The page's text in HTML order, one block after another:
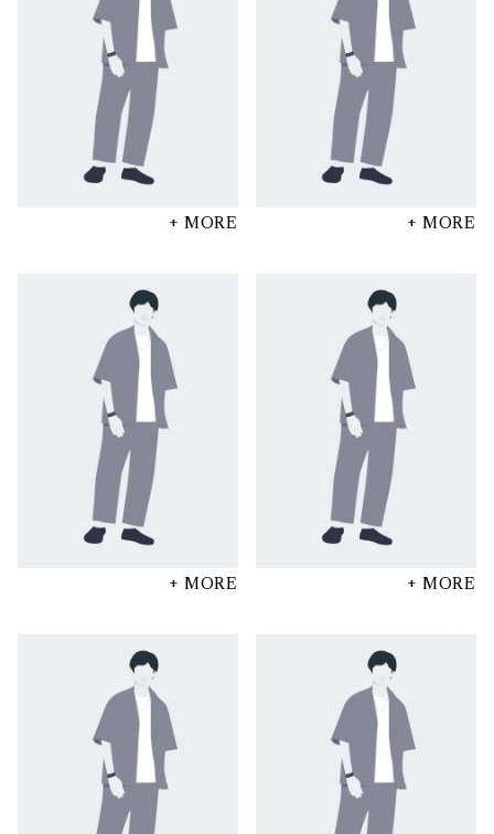
+ MORE + MORE
+ MORE + MORE